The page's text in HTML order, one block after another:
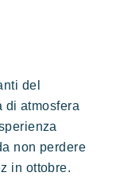
del
di atmosfera
non perdere
in ottobre.